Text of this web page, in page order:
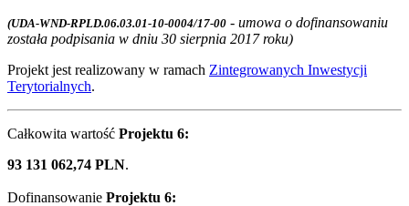
(UDA-WND-RPLD.06.03.01-10-0004/17-00 - umowa o dofinansowaniu
została podpisania w dniu 30 sierpnia 2017 roku)
Projekt jest realizowany w ramach Zintegrowanych Inwestycji
Terytorialnych.
Całkowita wartość Projektu 6:
93 131 062,74 PLN.
Dofinansowanie Projektu 6: